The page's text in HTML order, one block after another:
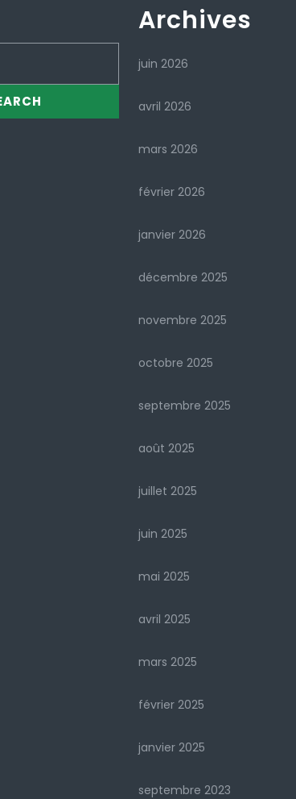
Archives
juin 2026
avril 2026
mars 2026
février 2026
janvier 2026
décembre 2025
novembre 2025
octobre 2025
septembre 2025
août 2025
juillet 2025
juin 2025
mai 2025
avril 2025
mars 2025
février 2025
janvier 2025
septembre 2023